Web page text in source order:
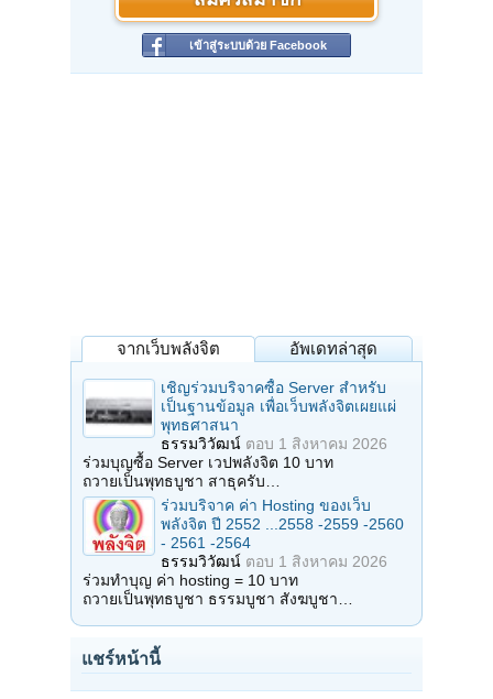
เข้าสู่ระบบด้วย Facebook
จากเว็บพลังจิต อัพเดทล่าสุด
เชิญร่วมบริจาคซื้อ Server สำหรับ
เป็นฐานข้อมูล เพื่อเว็บพลังจิตเผยแผ่
พุทธศาสนา
ธรรมวิวัฒน์ ตอบ 1 สิงหาคม 2026
ร่วมบุญซื้อ Server เวปพลังจิต 10 บาท
ถวายเป็นพุทธบูชา สาธุครับ…
ร่วมบริจาค ค่า Hosting ของเว็บ
พลังจิต ปี 2552 ...2558 -2559 -2560
- 2561 -2564
ธรรมวิวัฒน์ ตอบ 1 สิงหาคม 2026
ร่วมทำบุญ ค่า hosting = 10 บาท
ถวายเป็นพุทธบูชา ธรรมบูชา สังฆบูชา…
แชร์หน้านี้